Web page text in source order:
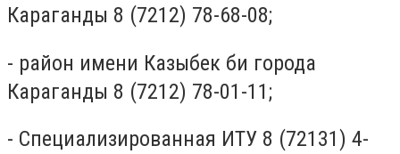
Караганды 8 (7212) 78-68-08;
- район имени Казыбек би города
Караганды 8 (7212) 78-01-11;
- Специализированная ИТУ 8 (72131) 4-